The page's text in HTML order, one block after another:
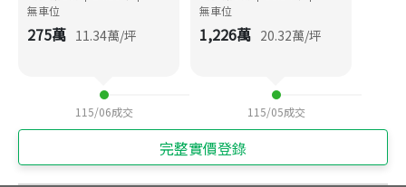
無車位
275萬 11.34萬/坪
115/06成交
無車位
1,226萬 20.32萬/坪
115/05成交
完整實價登錄